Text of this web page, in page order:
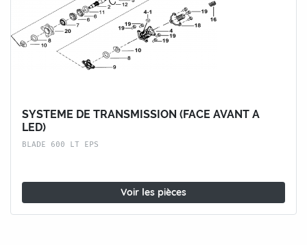
SYSTEME DE TRANSMISSION (FACE AVANT A
LED)
BLADE 600 LT EPS
Voir les pièces